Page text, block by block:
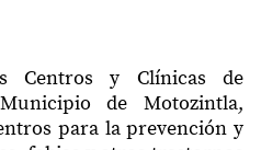
Centros y Clínicas de
de Motozintla,
para la prevención y